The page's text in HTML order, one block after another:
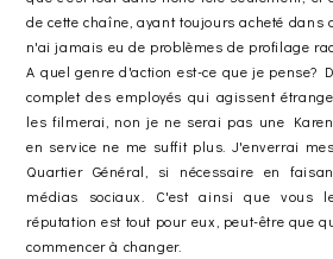
de cette chaîne, ayant toujours acheté dans
n'ai jamais eu de problèmes de profilage
A quel genre d'action est-ce que je pense?
complet des employés qui agissent
les filmerai, non je ne serai pas une
en service ne me suffit plus. J'enverrai
Quartier Général, si nécessaire en
médias sociaux. C'est ainsi que vous
réputation est tout pour eux, peut-être que
commencer à changer.